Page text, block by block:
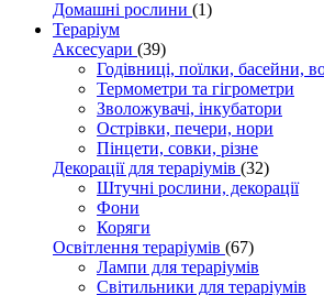
Домашні рослини (1)
Тераріум
Аксесуари (39)
Годівниці, поїлки, басейни,
Термометри та гігрометри
Зволожувачі, інкубатори
Острівки, печери, нори
Пінцети, совки, різне
Декорації для тераріумів (32)
Штучні рослини, декорації
Фони
Коряги
Освітлення тераріумів (67)
Лампи для тераріумів
Світильники для тераріумів